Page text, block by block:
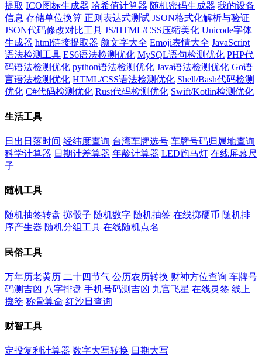
提取 ICO图标生成器 哈希值计算器 随机密码生成器 我的设备
信息 存储单位换算 正则表达式测试 JSON格式化解析与验证
JSON代码修改对比工具 JS/HTML/CSS压缩美化 Unicode字体
生成器 html链接提取器 颜文字大全 Emoji表情大全 JavaScript
语法检测工具 ES6语法检测优化 MySQL语句检测优化 PHP代
码语法检测优化 python语法检测优化 Java语法检测优化 Go语
言语法检测优化 HTML/CSS语法检测优化 Shell/Bash代码检测
优化 C#代码检测优化 Rust代码检测优化 Swift/Kotlin检测优化
生活工具
日出日落时间 经纬度查询 台湾车牌选号 车牌号码归属地查询
科学计算器 日期计差算器 年龄计算器 LED跑马灯 在线屏幕尺
子
随机工具
随机抽签转盘 掷骰子 随机数字 随机抽签 在线掷硬币 随机排
序产生器 随机分组工具 在线随机点名
民俗工具
万年历老黄历 二十四节气 公历农历转换 财神方位查询 车牌号
码测吉凶 八字排盘 手机号码测吉凶 九宫飞星 在线灵签 线上
掷筊 称骨算命 红沙日查询
财智工具
定投复利计算器 数字大写转换 日期大写